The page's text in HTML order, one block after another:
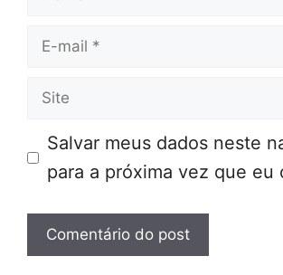
E-
Site
Salvar meus dados neste
para a próxima vez que eu